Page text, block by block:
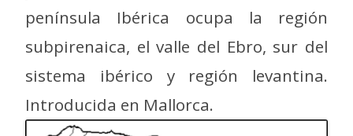
península Ibérica ocupa la región
subpirenaica, el valle del Ebro, sur del
sistema ibérico y región levantina.
Introducida en Mallorca.